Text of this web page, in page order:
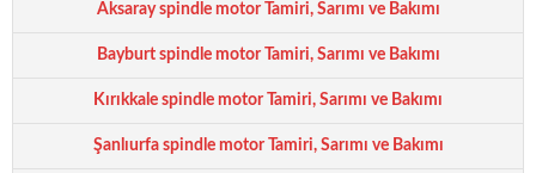
Aksaray spindle motor Tamiri, Sarımı ve Bakımı
Bayburt spindle motor Tamiri, Sarımı ve Bakımı
Kırıkkale spindle motor Tamiri, Sarımı ve Bakımı
Şanlıurfa spindle motor Tamiri, Sarımı ve Bakımı